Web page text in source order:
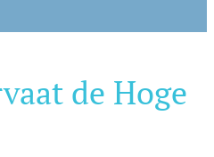
de Hoge